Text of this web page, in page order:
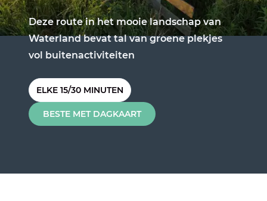
Deze route in het mooie landschap van
Waterland bevat tal van groene plekjes
vol buitenactiviteiten
ELKE 15/30 MINUTEN
BESTE MET DAGKAART